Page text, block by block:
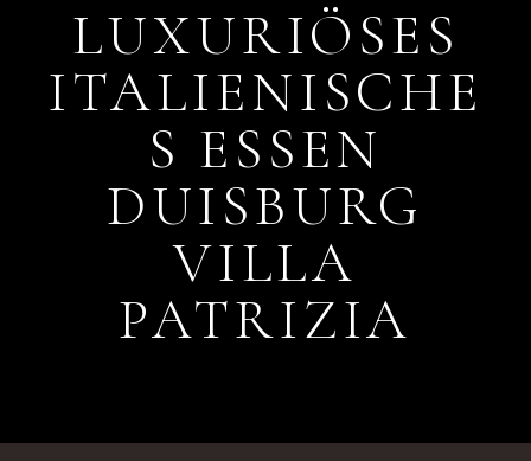
LUXURIÖSES
ITALIENISCHE
S ESSEN
DUISBURG
VILLA
PATRIZIA